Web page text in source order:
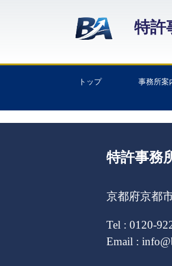
特許
トップ 事務所案
特許事務
京都府京都
Tel : 0120-
Email :